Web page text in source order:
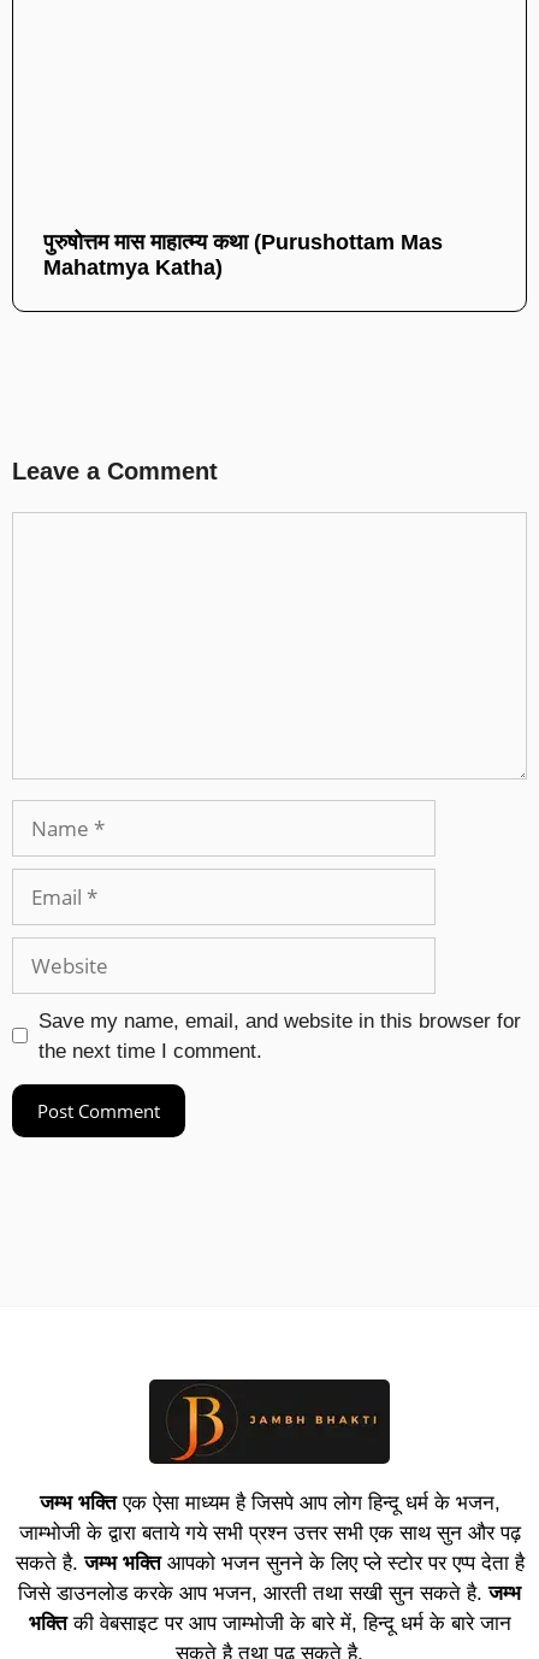
पुरुषोत्तम मास माहात्म्य कथा (Purushottam Mas
Mahatmya Katha)
Leave a Comment
Save my name, email, and website in this browser for
the next time I comment.
जम्भ भक्तिएक ऐसा माध्यम है जिसपे आप लोग हिन्दू धर्म के भजन,
जाम्भोजी के द्वारा बताये गये सभी प्रश्न उत्तर सभी एक साथ सुन और पढ़
सकते है.जम्भ भक्तिआपको भजन सुनने के लिए प्ले स्टोर पर एप्प देता है
जिसे डाउनलोड करके आप भजन, आरती तथा सखी सुन सकते है.जम्भ
भक्तिकी वेबसाइट पर आप जाम्भोजी के बारे में, हिन्दू धर्म के बारे जान
सकते है तथा पढ़ सकते है.